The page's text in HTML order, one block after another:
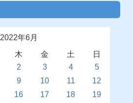
2022年6月
木 金 土
日
2 3 4
5
9 10 11
12
16 17 18
19